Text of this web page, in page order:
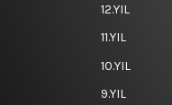
12.YIL
11.YIL
10.YIL
9.YIL